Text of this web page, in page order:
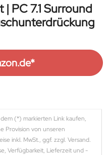
PC 7.1 Surround
(*) markierten Link kaufen,
Provision von unseren
inkl. MwSt., ggf. zzgl. Versand.
Verfügbarkeit, Lieferzeit und -